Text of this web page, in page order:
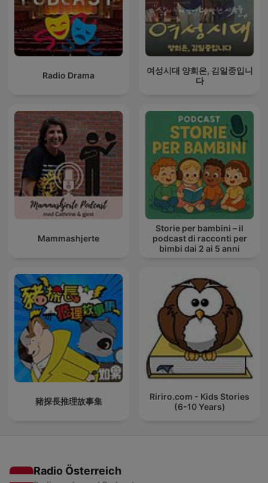
Radio Drama
여성시대 양희은, 김일중입니
다
Mammashjerte
Storie per bambini – il
podcast di racconti per
bimbi dai 2 ai 5 anni
豬探長推理故事集
Ririro.com - Kids Stories
(6-10 Years)
Radio Österreich